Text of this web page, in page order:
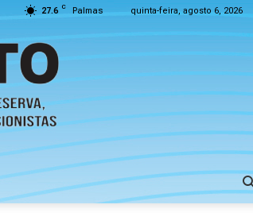
27.6 C Palmas quinta-feira, agosto 6, 2026